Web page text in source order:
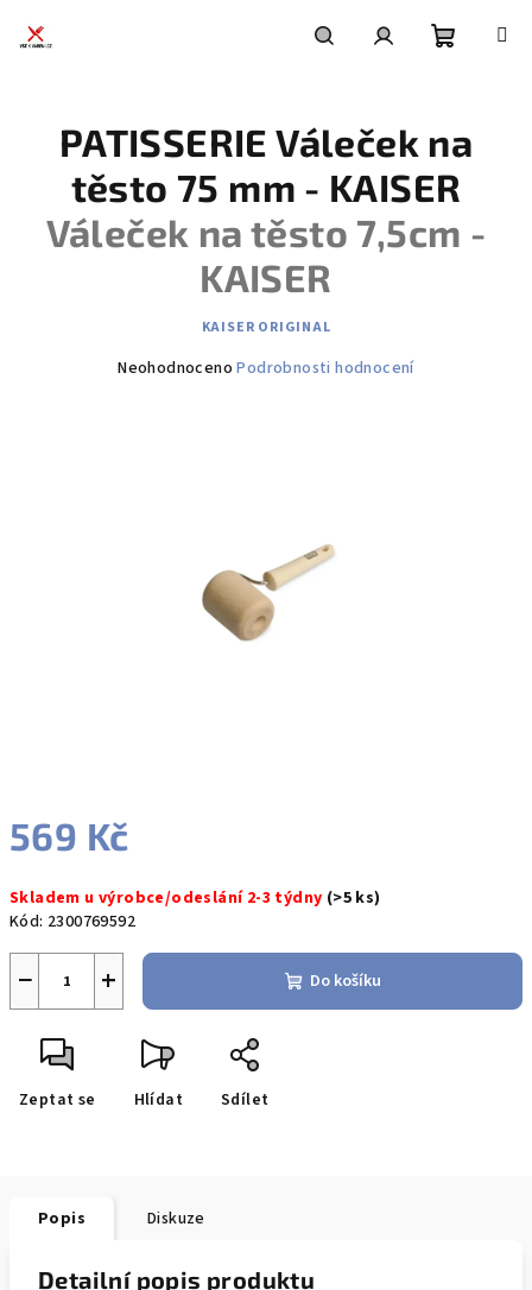
košík
569 Kč
cena:
Skladem u výrobce/odeslání 2-3 týdny (>5 ks)
Kód: 2300769592
+
− Do košíku
Zeptat se Hlídat Sdílet
PATISSERIE Váleček na
těsto 75 mm - KAISER
Váleček na těsto 7,5cm -
KAISER
KAISER ORIGINAL
Průměrné
Neohodnoceno Podrobnosti hodnocení
Popis Diskuze
Detailní popis produktu